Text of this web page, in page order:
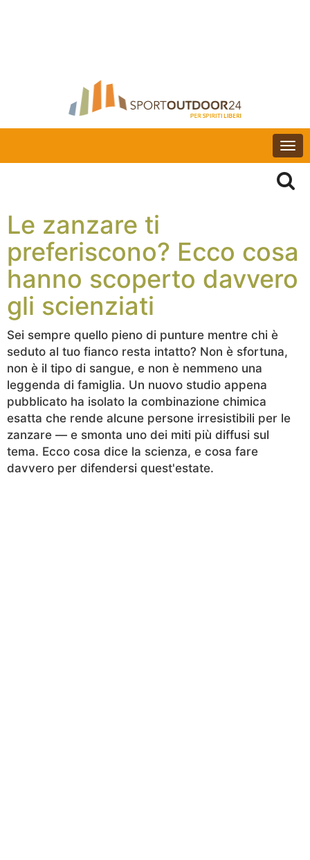
Le zanzare ti
preferiscono? Ecco cosa
hanno scoperto davvero
gli scienziati
Sei sempre quello pieno di punture mentre chi è
seduto al tuo fianco resta intatto? Non è sfortuna,
non è il tipo di sangue, e non è nemmeno una
leggenda di famiglia. Un nuovo studio appena
pubblicato ha isolato la combinazione chimica
esatta che rende alcune persone irresistibili per le
zanzare — e smonta uno dei miti più diffusi sul
tema. Ecco cosa dice la scienza, e cosa fare
davvero per difendersi quest'estate.